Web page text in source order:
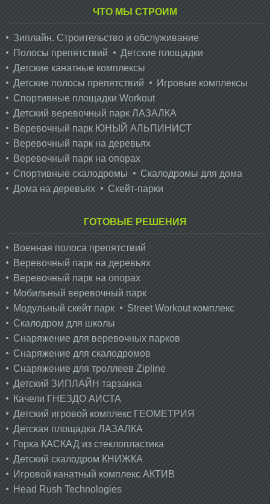
ЧТО МЫ СТРОИМ
Зиплайн. Cтроительство и обслуживание
Полосы препятствий
Детские площадки
Детские канатные комплексы
Детские полосы препятствий
Игровые комплексы
Спортивные площадки Workout
Детский веревочный парк ЛАЗАЛКА
Веревочный парк ЮНЫЙ АЛЬПИНИСТ
Веревочный парк на деревьях
Веревочный парк на опорах
Спортивные скалодромы
Скалодромы для дома
Дома на деревьях
Скейт-парки
ГОТОВЫЕ РЕШЕНИЯ
Военная полоса препятствий
Веревочный парк на деревьях
Веревочный парк на опорах
Мобильный веревочный парк
Модульный скейт парк
Street Workout комплекс
Скалодром для школы
Снаряжение для веревочных парков
Снаряжение для скалодромов
Снаряжение для троллеев Zipline
Детский ЗИПЛАЙН тарзанка
Качели ГНЕЗДО АИСТА
Детский игровой комплекс ГЕОМЕТРИЯ
Детская площадка ЛАЗАЛКА
Горка КАСКАД из стеклопластика
Детский скалодром КНИЖКА
Игровой канатный комплекс АКТИВ
Head Rush Technologies